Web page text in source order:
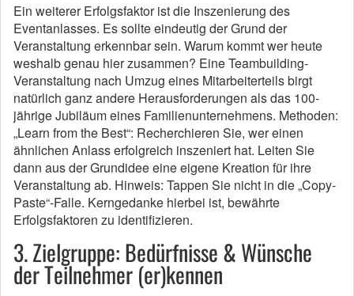
Ein weiterer Erfolgsfaktor ist die Inszenierung des
Eventanlasses. Es sollte eindeutig der Grund der
Veranstaltung erkennbar sein. Warum kommt wer heute
weshalb genau hier zusammen? Eine Teambuilding-
Veranstaltung nach Umzug eines Mitarbeiterteils birgt
natürlich ganz andere Herausforderungen als das 100-
jährige Jubiläum eines Familienunternehmens. Methoden:
„Learn from the Best“: Recherchieren Sie, wer einen
ähnlichen Anlass erfolgreich inszeniert hat. Leiten Sie
dann aus der Grundidee eine eigene Kreation für ihre
Veranstaltung ab. Hinweis: Tappen Sie nicht in die „Copy-
Paste“-Falle. Kerngedanke hierbei ist, bewährte
Erfolgsfaktoren zu identifizieren.
3. Zielgruppe: Bedürfnisse & Wünsche
der Teilnehmer (er)kennen